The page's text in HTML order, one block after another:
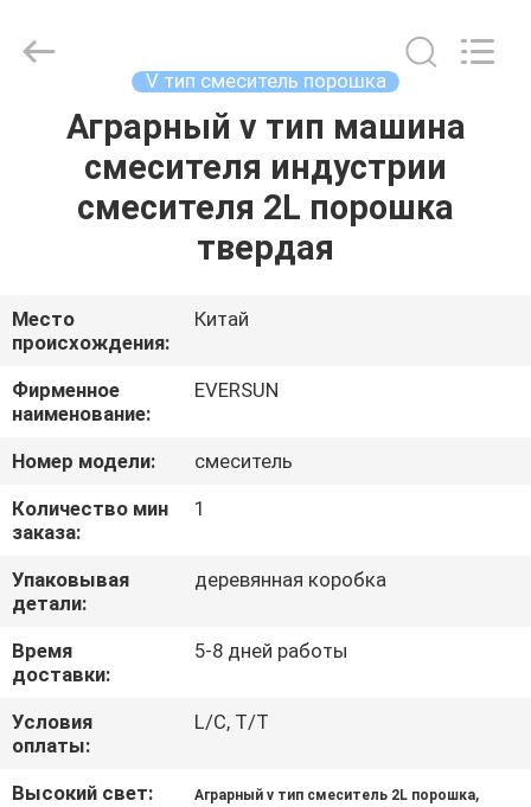
ДОМ
ПРОДУКТЫ
ШОУ
О
НАС
ПУТЕШЕСТВИЕ
ФАБРИКИ
ПРОВЕРКА
КАЧЕСТВА
СВЯЖИТЕСЬ
V тип смеситель порошка
Аграрный v тип машина
смесителя индустрии
смесителя 2L порошка
твердая
Место
происхождения:
Китай
Фирменное
наименование:
EVERSUN
Номер модели:
смеситель
Количество мин
заказа:
1
Упаковывая
детали:
деревянная коробка
Время
доставки:
5-8 дней работы
Условия
оплаты:
L/C, T/T
Высокий свет: Аграрный v тип смеситель 2L порошка,